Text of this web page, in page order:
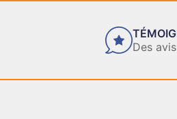
TÉMOIGNAGES
Des avis vérifiés